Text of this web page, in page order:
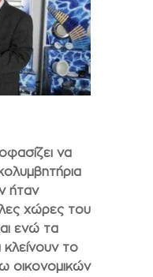
να
ήταν
χώρες του
ενώ τα
το
οικονομικών